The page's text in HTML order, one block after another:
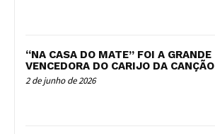
“NA CASA DO MATE” FOI A GRANDE
VENCEDORA DO CARIJO DA CANÇÃO
2 de junho de 2026